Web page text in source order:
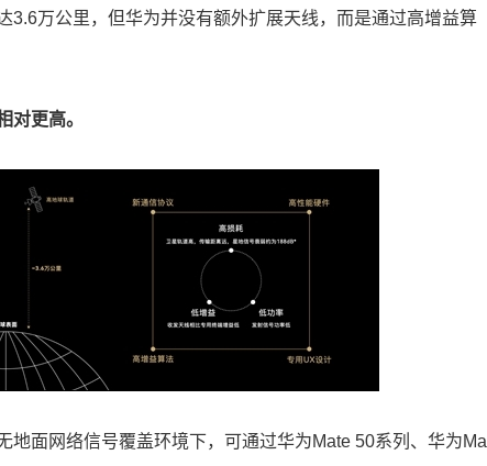
3.6万公里，但华为并没有额外扩展天线，而是通过高增益算
对更高。
面网络信号覆盖环境下，可通过华为Mate 50系列、华为Ma